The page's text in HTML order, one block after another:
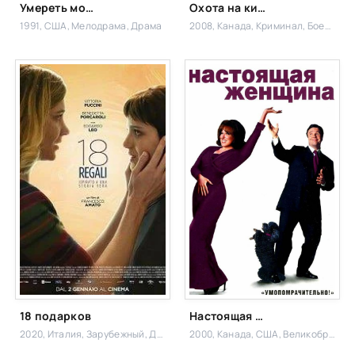
Умереть молодым
1991, США, Мелодрама, Драма
Охота на киллера
2008, Канада, Криминал, Боевик,
18 подарков
2020, Италия, Зарубежный, Драма
Настоящая женщина
2000, Канада, США, Великобритания, Япония, Германия,